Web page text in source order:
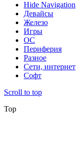
Hide Navigation
Девайсы
Железо
Игры
ОС
Периферия
Разное
Сети, интернет
Софт
Scroll to top
Top